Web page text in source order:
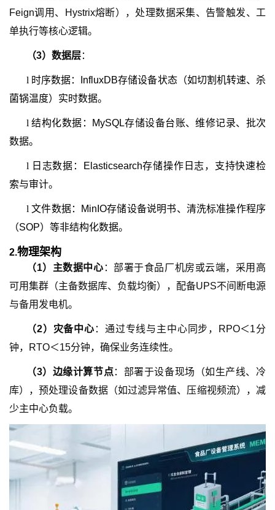
Feign调用、Hystrix熔断），处理数据采集、告警触发、工
单执行等核心逻辑。
（3） 数据层：
l 时序数据：InfluxDB存储设备状态（如切割机转速、杀
菌锅温度）实时数据。
l结构化数据：MySQL存储设备台账、维修记录、批次
数据。
l 日志数据：Elasticsearch存储操作日志，支持快速检
索与审计。
l文件数据：MinIO存储设备说明书、清洗标准操作程序
（SOP）等非结构化数据。
2.物理架构
（1） 主数据中心 ：部署于食品厂机房或云端，采用高
可用集群（主备数据库、负载均衡），配备UPS不间断电源
与备用发电机。
（2） 灾备中心 ：通过专线与主中心同步，RPO＜1分
钟，RTO＜15分钟，确保业务连续性。
（3） 边缘计算节点：部署于设备现场（如生产线、冷
库），预处理设备数据（如过滤异常值、压缩视频流），减
少主中心负载。